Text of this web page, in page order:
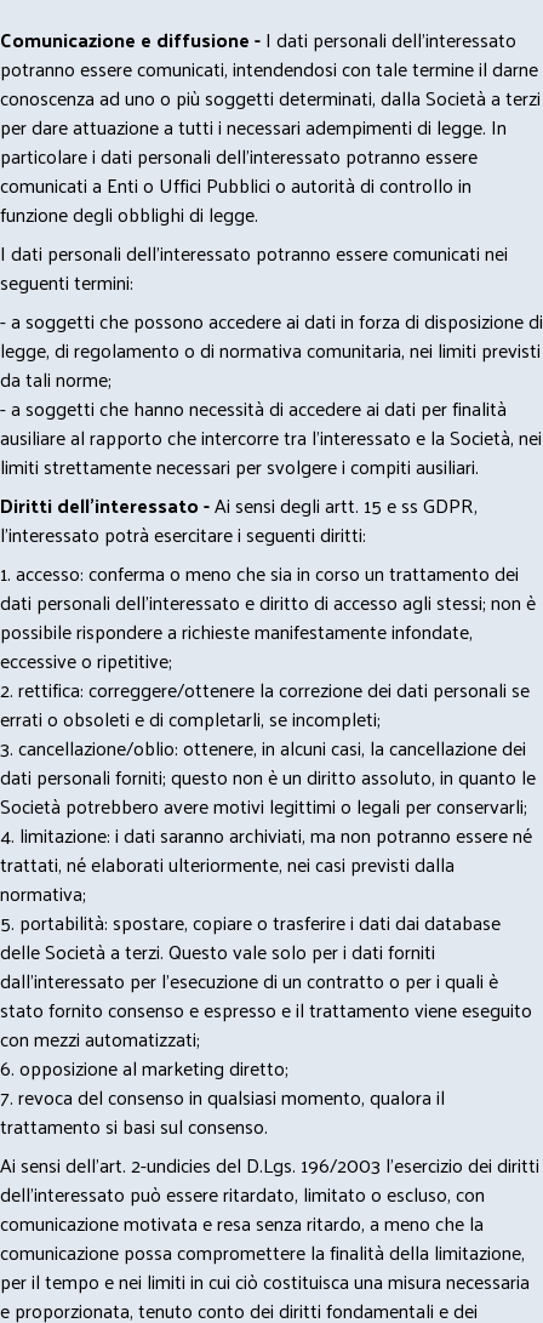
Comunicazione e diffusione -I dati personali dell’interessato
potranno essere comunicati, intendendosi con tale termine il darne
conoscenza ad uno o più soggetti determinati, dalla Società a terzi
per dare attuazione a tutti i necessari adempimenti di legge. In
particolare i dati personali dell’interessato potranno essere
comunicati a Enti o Uffici Pubblici o autorità di controllo in
funzione degli obblighi di legge.
I dati personali dell’interessato potranno essere comunicati nei
seguenti termini:
- a soggetti che possono accedere ai dati in forza di disposizione di
legge, di regolamento o di normativa comunitaria, nei limiti previsti
da tali norme;
- a soggetti che hanno necessità di accedere ai dati per finalità
ausiliare al rapporto che intercorre tra l’interessato e la Società, nei
limiti strettamente necessari per svolgere i compiti ausiliari.
Diritti dell’interessato -Ai sensi degli artt. 15 e ss GDPR,
l’interessato potrà esercitare i seguenti diritti:
1. accesso: conferma o meno che sia in corso un trattamento dei
dati personali dell’interessato e diritto di accesso agli stessi; non è
possibile rispondere a richieste manifestamente infondate,
eccessive o ripetitive;
2. rettifica: correggere/ottenere la correzione dei dati personali se
errati o obsoleti e di completarli, se incompleti;
3. cancellazione/oblio: ottenere, in alcuni casi, la cancellazione dei
dati personali forniti; questo non è un diritto assoluto, in quanto le
Società potrebbero avere motivi legittimi o legali per conservarli;
4. limitazione: i dati saranno archiviati, ma non potranno essere né
trattati, né elaborati ulteriormente, nei casi previsti dalla
normativa;
5. portabilità: spostare, copiare o trasferire i dati dai database
delle Società a terzi. Questo vale solo per i dati forniti
dall’interessato per l’esecuzione di un contratto o per i quali è
stato fornito consenso e espresso e il trattamento viene eseguito
con mezzi automatizzati;
6. opposizione al marketing diretto;
7. revoca del consenso in qualsiasi momento, qualora il
trattamento si basi sul consenso.
Ai sensi dell’art. 2-undicies del D.Lgs. 196/2003 l’esercizio dei diritti
dell’interessato può essere ritardato, limitato o escluso, con
comunicazione motivata e resa senza ritardo, a meno che la
comunicazione possa compromettere la finalità della limitazione,
per il tempo e nei limiti in cui ciò costituisca una misura necessaria
e proporzionata, tenuto conto dei diritti fondamentali e dei